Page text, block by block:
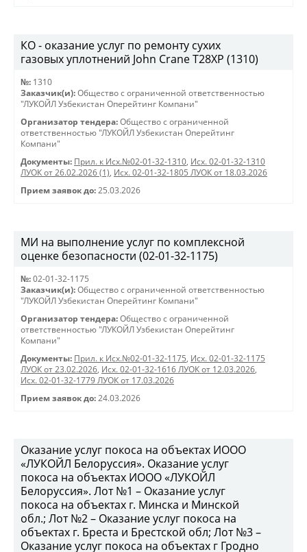
КО - оказание услуг по ремонту сухих
газовых уплотнений John Crane T28XP (1310)
№: 1310
Заказчик(и): Общество с ограниченной ответственностью
"ЛУКОЙЛ Узбекистан Оперейтинг Компани"
Организатор тендера: Общество с ограниченной
ответственностью "ЛУКОЙЛ Узбекистан Оперейтинг
Компани"
Документы: Прил. к Исх.№02-01-32-1310, Исх. 02-01-32-1310
ЛУОК от 26.02.2026 (1), Исх. 02-01-32-1805 ЛУОК от 18.03.2026
Прием заявок до: 25.03.2026
МИ на выполнение услуг по комплексной
оценке безопасности (02-01-32-1175)
№: 02-01-32-1175
Заказчик(и): Общество с ограниченной ответственностью
"ЛУКОЙЛ Узбекистан Оперейтинг Компани"
Организатор тендера: Общество с ограниченной
ответственностью "ЛУКОЙЛ Узбекистан Оперейтинг
Компани"
Документы: Прил. к Исх.№02-01-32-1175, Исх. 02-01-32-1175
ЛУОК от 23.02.2026, Исх. 02-01-32-1616 ЛУОК от 12.03.2026,
Исх. 02-01-32-1779 ЛУОК от 17.03.2026
Прием заявок до: 24.03.2026
Оказание услуг покоса на объектах ИООО
«ЛУКОЙЛ Белоруссия». Оказание услуг
покоса на объектах ИООО «ЛУКОЙЛ
Белоруссия». Лот №1 – Оказание услуг
покоса на объектах г. Минска и Минской
обл.; Лот №2 – Оказание услуг покоса на
объектах г. Бреста и Брестской обл; Лот №3 –
Оказание услуг покоса на объектах г Гродно